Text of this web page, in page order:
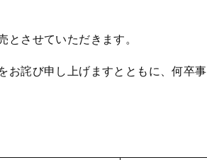
させていただきます。
お詫び申し上げますとともに、何卒事